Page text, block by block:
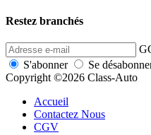
Restez branchés
S'abonner
Se
Copyright ©2026 Class-Auto
Accueil
Contactez Nous
CGV